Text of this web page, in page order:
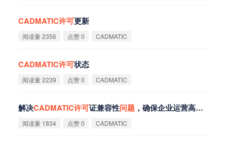
CADMATIC许可更新
阅读量 2356 点赞 0 CADMATIC
CADMATIC许可状态
阅读量 2239 点赞 0 CADMATIC
解决CADMATIC许可证兼容性问题 ，确保企业运营高效稳定
阅读量 1834 点赞 0 CADMATIC